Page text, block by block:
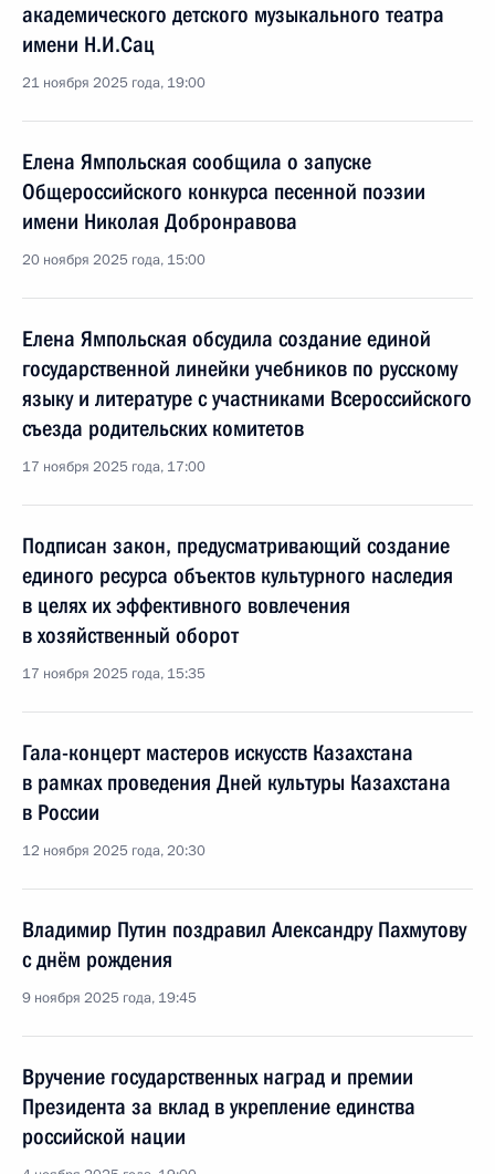
академического детского музыкального театра
имени Н.И.Сац
21 ноября 2025 года, 19:00
Елена Ямпольская сообщила о запуске
Общероссийского конкурса песенной поэзии
имени Николая Добронравова
20 ноября 2025 года, 15:00
Елена Ямпольская обсудила создание единой
государственной линейки учебников по русскому
языку и литературе с участниками Всероссийского
съезда родительских комитетов
17 ноября 2025 года, 17:00
Подписан закон, предусматривающий создание
единого ресурса объектов культурного наследия
в целях их эффективного вовлечения
в хозяйственный оборот
17 ноября 2025 года, 15:35
Гала-концерт мастеров искусств Казахстана
в рамках проведения Дней культуры Казахстана
в России
12 ноября 2025 года, 20:30
Владимир Путин поздравил Александру Пахмутову
с днём рождения
9 ноября 2025 года, 19:45
Вручение государственных наград и премии
Президента за вклад в укрепление единства
российской нации